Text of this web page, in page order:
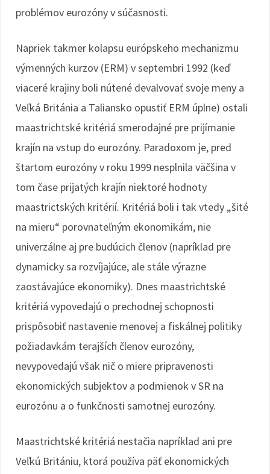
problémov eurozóny v súčasnosti.
Napriek takmer kolapsu európskeho mechanizmu
výmenných kurzov (ERM) v septembri 1992 (keď
viaceré krajiny boli nútené devalvovať svoje meny a
Veľká Británia a Taliansko opustiť ERM úplne) ostali
maastrichtské kritériá smerodajné pre prijímanie
krajín na vstup do eurozóny. Paradoxom je, pred
štartom eurozóny v roku 1999 nesplnila väčšina v
tom čase prijatých krajín niektoré hodnoty
maastrictských kritérií. Kritériá boli i tak vtedy „šité
na mieru“ porovnateľným ekonomikám, nie
univerzálne aj pre budúcich členov (napríklad pre
dynamicky sa rozvíjajúce, ale stále výrazne
zaostávajúce ekonomiky). Dnes maastrichtské
kritériá vypovedajú o prechodnej schopnosti
prispôsobiť nastavenie menovej a fiskálnej politiky
požiadavkám terajších členov eurozóny,
nevypovedajú však nič o miere pripravenosti
ekonomických subjektov a podmienok v SR na
eurozónu a o funkčnosti samotnej eurozóny.
Maastrichtské kritériá nestačia napríklad ani pre
Veľkú Britániu, ktorá používa päť ekonomických